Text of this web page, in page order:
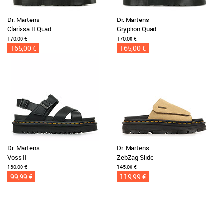
Dr. Martens
Clarissa II Quad
170,00 €
165,00 €
Dr. Martens
Gryphon Quad
170,00 €
165,00 €
Dr. Martens
Voss II
130,00 €
99,99 €
Dr. Martens
ZebZag Slide
145,00 €
119,99 €